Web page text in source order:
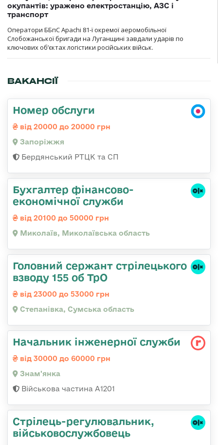
окупантів: уражено електростанцію, АЗС і
транспорт
Оператори ББпС Apachi 81-ї окремої аеромобільної
Слобожанської бригади на Луганщині завдали ударів по
ключових об’єктах логістики російських військ.
ВАКАНСІЇ
Номер обслуги
від 20000 до 20000 грн
Запоріжжя
Бердянський РТЦК та СП
Бухгалтер фінансово-
економічної служби
від 20100 до 50000 грн
Миколаїв, Миколаївська область
Головний сержант стрілецького
взводу 155 об ТрО
від 23000 до 53000 грн
Степанівка, Сумська область
Начальник інженерної служби
від 30000 до 60000 грн
Знам'янка
Військова частина А1201
Стpілець-регулювальник,
військовослужбовець